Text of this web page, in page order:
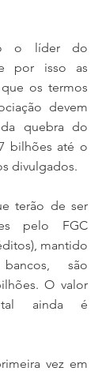
o líder do
por isso as
os termos
devem
quebra do
bilhões até o
divulgados.
terão de ser
pelo FGC
mantido
são
O valor
ainda é
vez em